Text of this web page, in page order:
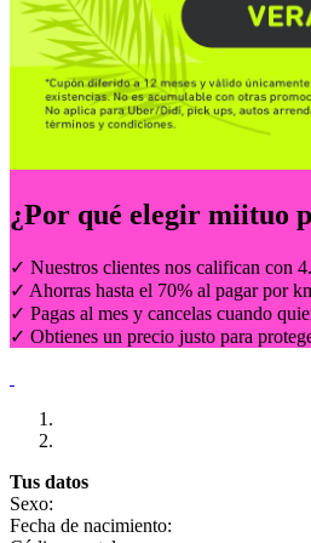
¿Por qué elegir miituo
✓ Nuestros clientes nos califican con
✓ Ahorras hasta el 70% al pagar por
✓ Pagas al mes y cancelas cuando
✓ Obtienes un precio justo para
Tus datos
Sexo:
Fecha de nacimiento: